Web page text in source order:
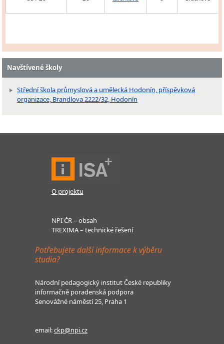
Navštívené školy
Střední škola průmyslová a umělecká Hodonín, příspěvková
organizace, Brandlova 2222/32, Hodonín
O projektu
NPI ČR – obsah
TREXIMA – technické řešení
Potřebujete další informace k výběru
studia?
Národní pedagogický institut České republiky
informačně poradenská podpora
Senovážné náměstí 25, Praha 1
email:ckp@npi.cz